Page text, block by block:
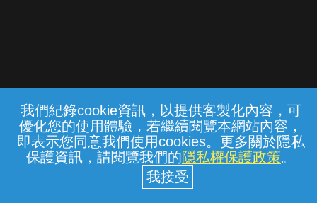
我們紀錄cookie資訊，以提供客製化內容，可
優化您的使用體驗，若繼續閱覽本網站內容，
即表示您同意我們使用cookies。更多關於隱私
保護資訊，請閱覽我們的隱私權保護政策。
常見問題 線上客服 服務條款 隱私權保護
中華電信股份有限公司個人家庭分公司
(統一編號：96979949) © 2026
{{notifyMsg}}